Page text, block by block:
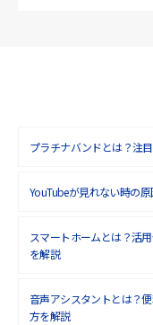
2018年7月(6)
2018年6月(6)
2018年4月(7)
プラチナバンドとは？注
YouTubeが見れない時の
スマートホームとは？活
を解説
音声アシスタントとは？
方を解説